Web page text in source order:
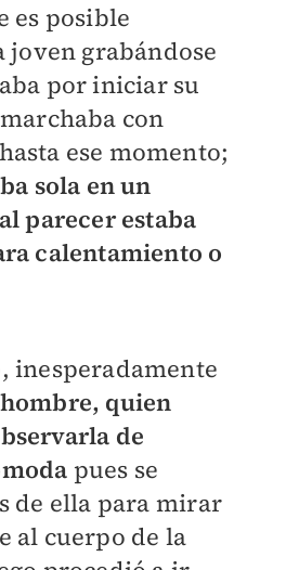
es posible
joven grabándose
por iniciar su
con
ese momento;
sola en un
parecer estaba
calentamiento o
inesperadamente
quien
de
pues se
de ella para mirar
al cuerpo de la